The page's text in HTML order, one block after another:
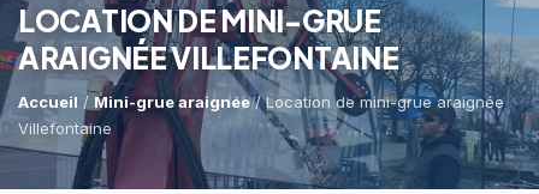
Dépannage Vitrages
Vitrine Magasin
Expertise Bris De Glace
MINI-GRUE ARAIGNÉE
Capacité De Levage RÉFÉRENCES
LOCATION DE MINI-GRUE
ARAIGNÉE VILLEFONTAINE
Accueil / Mini-grue araignée/ Location de mini-grue araignée
Villefontaine